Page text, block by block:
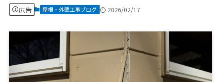
広告 屋根・外壁工事ブログ 2026/02/17